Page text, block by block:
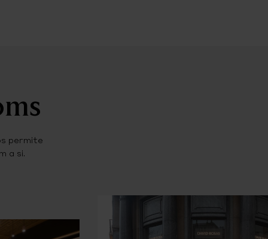
permite
a si.